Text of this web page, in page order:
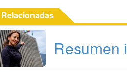
Resumen